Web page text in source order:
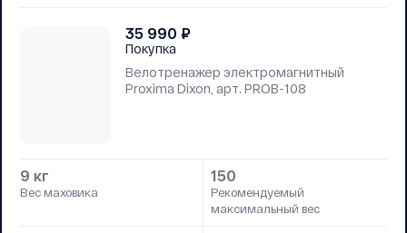
35 990 ₽
Покупка
Велотренажер электромагнитный
Proxima Dixon, арт. PROB-108
9 кг
Вес маховика
150
Рекомендуемый
максимальный вес